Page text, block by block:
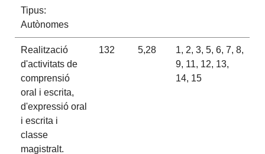
Tipus:
Autònomes
Realització
d'activitats de
comprensió
oral i escrita,
d'expressió oral
i escrita i
classe
magistralt.
132 5,28
1, 2, 3, 5, 6, 7, 8,
9, 11, 12, 13,
14, 15